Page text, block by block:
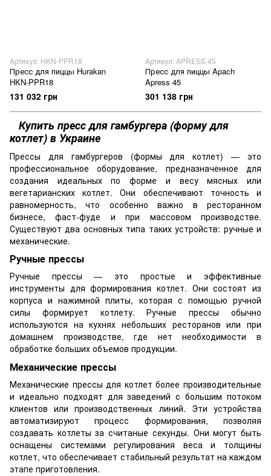
Артикул: HKN-PPR18
Пресс для пиццы Hurakan
HKN-PPR18
131 032 грн
Артикул: APRESS 45
Пресс для пиццы Apach
Apress 45
301 138 грн
Купить пресс для гамбургера (форму для
котлет) в Украине
Прессы для гамбургеров (формы для котлет) — это
профессиональное оборудование, предназначенное для
создания идеальных по форме и весу мясных или
вегетарианских котлет. Они обеспечивают точность и
равномерность, что особенно важно в ресторанном
бизнесе, фаст-фуде и при массовом производстве.
Существуют два основных типа таких устройств: ручные и
механические.
Ручные прессы
Ручные прессы — это простые и эффективные
инструменты для формирования котлет. Они состоят из
корпуса и нажимной плиты, которая с помощью ручной
силы формирует котлету. Ручные прессы обычно
используются на кухнях небольших ресторанов или при
домашнем производстве, где нет необходимости в
обработке больших объемов продукции.
Механические прессы
Механические прессы для котлет более производительные
и идеально подходят для заведений с большим потоком
клиентов или производственных линий. Эти устройства
автоматизируют процесс формирования, позволяя
создавать котлеты за считаные секунды. Они могут быть
оснащены системами регулирования веса и толщины
котлет, что обеспечивает стабильный результат на каждом
этапе приготовления.